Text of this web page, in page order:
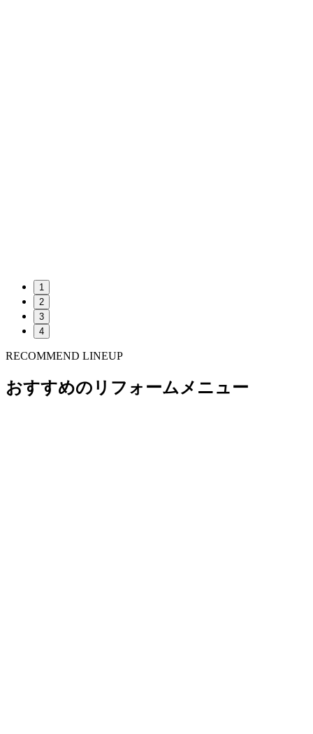
1
2
3
4
RECOMMEND LINEUP
おすすめのリフォームメニュー